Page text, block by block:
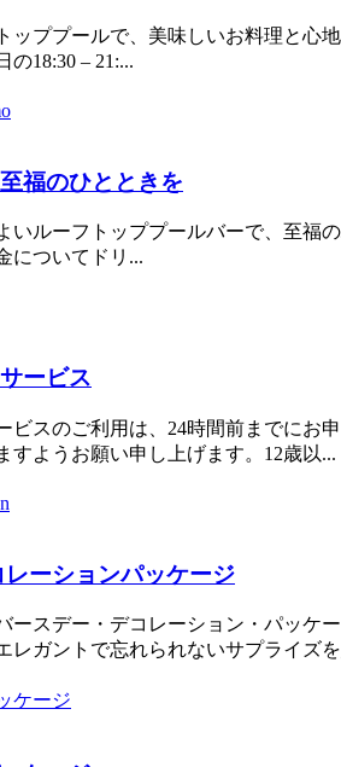
ッププールで、美味しいお料理と心
の18:30 – 21:...
福のひとときを
いルーフトッププールバーで、至福
についてドリ...
ービス
ビスのご利用は、24時間前までにお
すようお願い申し上げます。12歳以...
ーションパッケージ
ースデー・デコレーション・パッケ
レガントで忘れられないサプライズ